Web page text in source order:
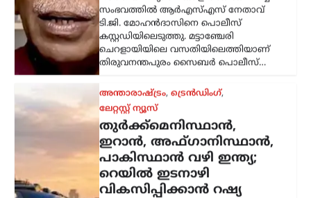
അന്താരാഷ്ട്രം ട്രെൻഡിംഗ്
,
ലേറ്റസ്റ്റ് ന്യൂസ്
തുർക്ക്മെനിസ്ഥാൻ,
ഇറാൻ, അഫ്ഗാനിസ്ഥാൻ,
പാകിസ്ഥാൻ വഴി ഇന്ത്യ;
റെയിൽ ഇടനാഴി
വികസിപ്പിക്കാൻ റഷ്യ
ന്യൂസ് ഡെസ്ക്
ഓഗസ്റ്റ്‌ 9, 2026
ഇന്ത്യൻ മഹാസമുദ്രത്തിലേക്കും
ഇന്ത്യയിലേക്കും കരമാർഗ പ്രവേശനം
ഉറപ്പാക്കുന്ന പുതിയ റെയിൽ ഇടനാഴി
വികസിപ്പിക്കാനുള്ള സാധ്യത റഷ്യ
പരിശോധിക്കുന്നതായി റഷ്യൻ